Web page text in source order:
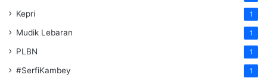
Kepri 1
Mudik Lebaran 1
PLBN 1
#SerfiKambey 1